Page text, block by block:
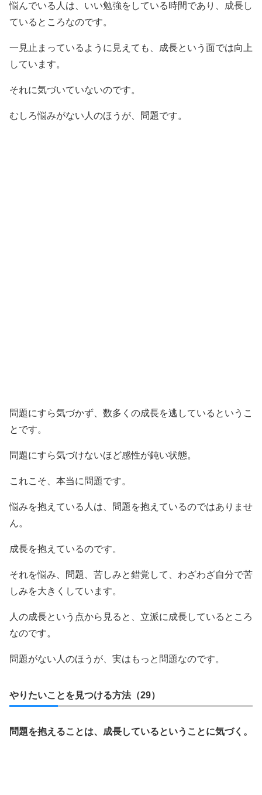
悩んでいる人は、いい勉強をしている時間であり、成長し
ているところなのです。
一見止まっているように見えても、成長という面では向上
しています。
それに気づいていないのです。
むしろ悩みがない人のほうが、問題です。
問題にすら気づかず、数多くの成長を逃しているというこ
とです。
問題にすら気づけないほど感性が鈍い状態。
これこそ、本当に問題です。
悩みを抱えている人は、問題を抱えているのではありませ
ん。
成長を抱えているのです。
それを悩み、問題、苦しみと錯覚して、わざわざ自分で苦
しみを大きくしています。
人の成長という点から見ると、立派に成長しているところ
なのです。
問題がない人のほうが、実はもっと問題なのです。
やりたいことを見つける方法（29）
問題を抱えることは、成長しているということに気づく。